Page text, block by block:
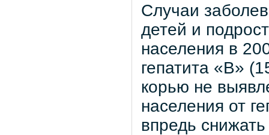
Случаи
детей и
населения в
гепатита «В»
корью не
населения от
впредь